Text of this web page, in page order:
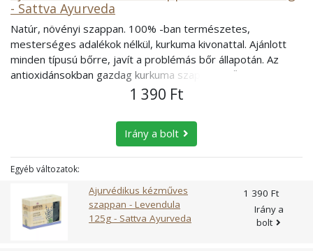
termékválasztásban vagy rendelésben?
Hívd ügyfélszolgálatunkat vagy kozmetikusunkat!
- Sattva Ayurveda
Natúr, növényi szappan. 100% -ban természetes,
mesterséges adalékok nélkül, kurkuma kivonattal. Ajánlott
minden típusú bőrre, javít a problémás bőr állapotán. Az
antioxidánsokban gazdag kurkuma szappan erős
antimikrobiális tulajdonságokkal rendelkezik. Segít
állapotán. Arc- és testápolásra minden bőrtípusra alkalmas.
Összetevők: víz, sodium-lauryl-szarkozinát, sztearinsav,
olaj, kókusz olaj, kurkuma kivonat, méz kivonat, Manjishtha,
1 390 Ft
Irány a bolt
Egyéb változatok:
Ajurvédikus kézműves
szappan - Levendula
125g - Sattva Ayurveda
1 390 Ft
Irány a
bolt